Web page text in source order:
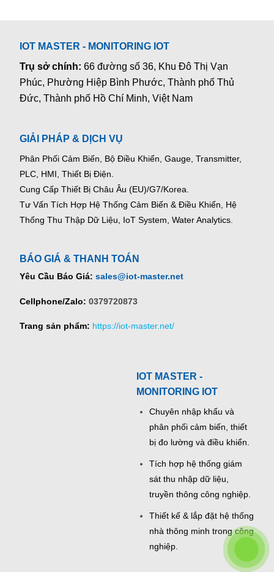
IOT MASTER - MONITORING IOT
Trụ sở chính:66 đường số 36, Khu Đô Thị Vạn
Phúc, Phường Hiệp Bình Phước, Thành phố Thủ
Đức, Thành phố Hồ Chí Minh, Việt Nam
GIẢI PHÁP & DỊCH VỤ
Phân Phối Cảm Biến, Bộ Điều Khiển, Gauge, Transmitter,
PLC, HMI, Thiết Bị Điện.
Cung Cấp Thiết Bị Châu Âu (EU)/G7/Korea.
Tư Vấn Tích Hợp Hệ Thống Cảm Biến & Điều Khiển, Hệ
Thống Thu Thập Dữ Liệu, IoT System, Water Analytics.
BÁO GIÁ & THANH TOÁN
Yêu Cầu Báo Giá: sales@iot-master.net
Cellphone/Zalo: 0379720873
Trang sản phẩm: https://iot-master.net/
IOT MASTER -
MONITORING IOT
Chuyên nhập khẩu và
phân phối cảm biến, thiết
bị đo lường và điều khiển.
Tích hợp hệ thống giám
sát thu nhập dữ liệu,
truyền thông công nghiệp.
Thiết kế & lắp đặt hệ thống
nhà thông minh trong công
nghiệp.